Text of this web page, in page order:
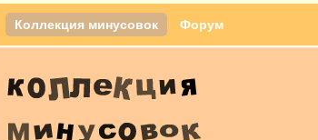
Коллекция минусовок Форум